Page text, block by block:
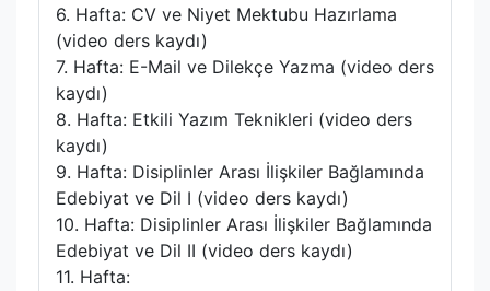
6. Hafta: CV ve Niyet Mektubu Hazırlama
(video ders kaydı)
7. Hafta: E-Mail ve Dilekçe Yazma (video ders
kaydı)
8. Hafta: Etkili Yazım Teknikleri (video ders
kaydı)
9. Hafta: Disiplinler Arası İlişkiler Bağlamında
Edebiyat ve Dil I (video ders kaydı)
10. Hafta: Disiplinler Arası İlişkiler Bağlamında
Edebiyat ve Dil II (video ders kaydı)
11. Hafta: